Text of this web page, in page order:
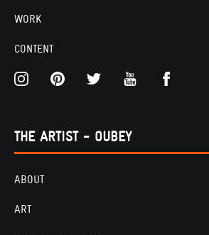
WORK
CONTENT
THE ARTIST - OUBEY
ABOUT
ART